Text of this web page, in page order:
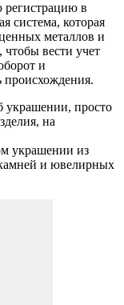
регистрацию в
которая
металлов и
чтобы вести учет
и
происхождения.
просто
на
украшении из
и ювелирных